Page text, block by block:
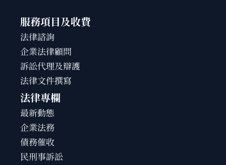
服務項目及收費
法律諮詢
企業法律顧問
訴訟代理及辯護
法律文件撰寫
法律專欄
最新動態
企業法務
債務催收
民刑事訴訟